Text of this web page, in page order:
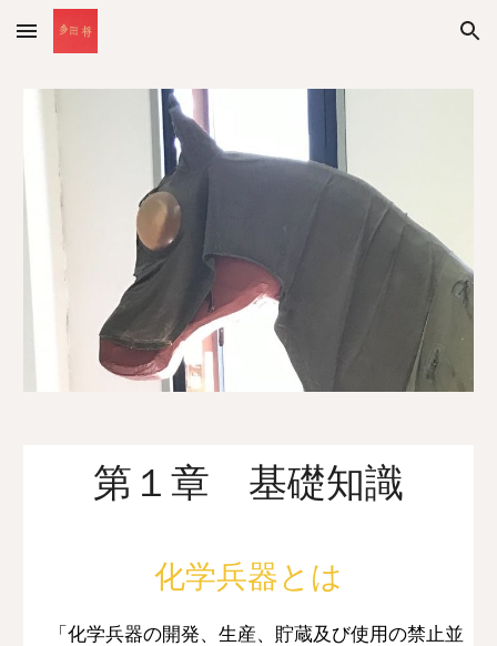
Skip to main content Skip to navigation
第１章 基礎知識
化学兵器とは
「化学兵器の開発、生産、貯蔵及び使用の禁止並